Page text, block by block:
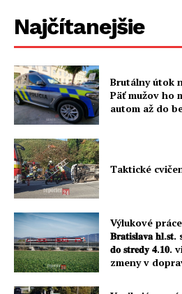
Najčítanejšie
Brutálny útok
Päť mužov ho
autom až do
Taktické
Výlukové
𝐁𝐫𝐚𝐭𝐢𝐬𝐥𝐚𝐯𝐚
𝐝𝐨 𝐬𝐭𝐫𝐞𝐝𝐲
zmeny v